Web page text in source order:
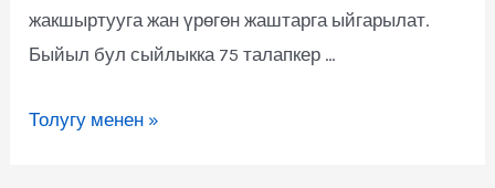
жакшыртууга жан үрөгөн жаштарга ыйгарылат.
Быйыл бул сыйлыкка 75 талапкер …
Толугу менен »